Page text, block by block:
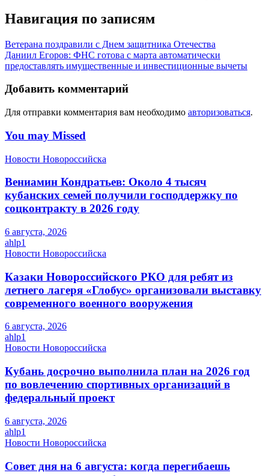
Навигация по записям
Ветерана поздравили с Днем защитника Отечества
Даниил Егоров: ФНС готова с марта автоматически
предоставлять имущественные и инвестиционные вычеты
Добавить комментарий
Для отправки комментария вам необходимо авторизоваться.
You may Missed
Новости Новороссийска
Вениамин Кондратьев: Около 4 тысяч
кубанских семей получили господдержку по
соцконтракту в 2026 году
6 августа, 2026
ahlp1
Новости Новороссийска
Казаки Новороссийского РКО для ребят из
летнего лагеря «Глобус» организовали выставку
современного военного вооружения
6 августа, 2026
ahlp1
Новости Новороссийска
Кубань досрочно выполнила план на 2026 год
по вовлечению спортивных организаций в
федеральный проект
6 августа, 2026
ahlp1
Новости Новороссийска
Совет дня на 6 августа: когда перегибаешь